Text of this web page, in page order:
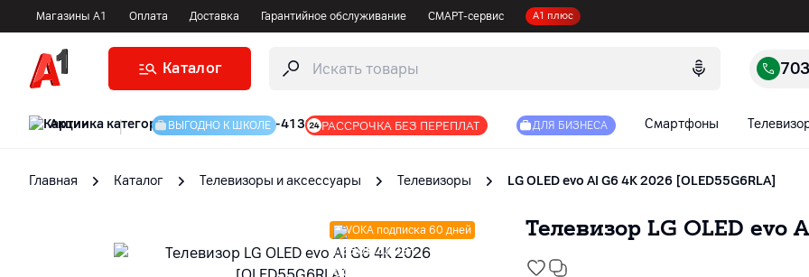
Магазины А1 Оплата Доставка Гарантийное обслуживание СМАРТ-сервис А1 плюс
Каталог
Акции | ВЫГОДНО К ШКОЛЕ РАССРОЧКА БЕЗ ПЕРЕПЛАТ ДЛЯ БИЗНЕСА Смартфоны
Главная Каталог Телевизоры и аксессуары Телевизоры LG OLED evo AI G6 4K 2026 [OLED55G6RLA]
VOKA подписка 60 дней Телевизор LG OLED evo